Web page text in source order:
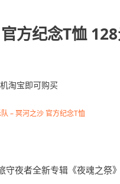
方纪念T恤
淘宝即可购买
– 冥河之沙 官方纪念T恤